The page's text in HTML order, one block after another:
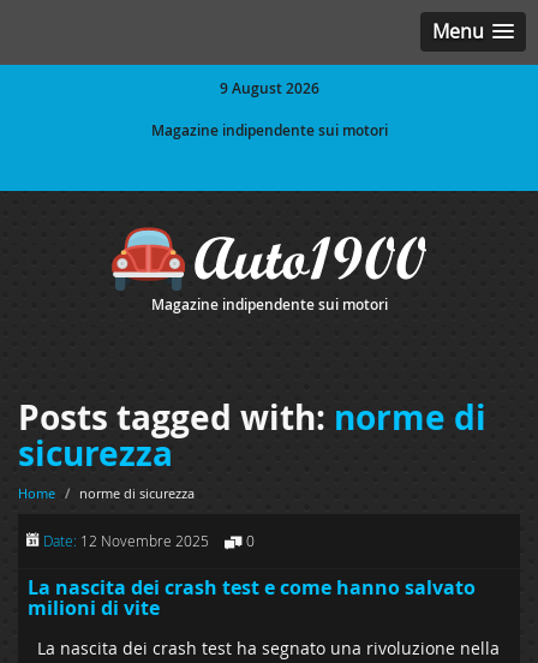
Menu
9 August 2026
Magazine indipendente sui motori
Magazine indipendente sui motori
Posts tagged with: norme di
sicurezza
Home / norme di sicurezza
Date: 12 Novembre 2025 0
La nascita dei crash test e come hanno salvato
milioni di vite
La nascita dei crash test ha segnato una rivoluzione nella